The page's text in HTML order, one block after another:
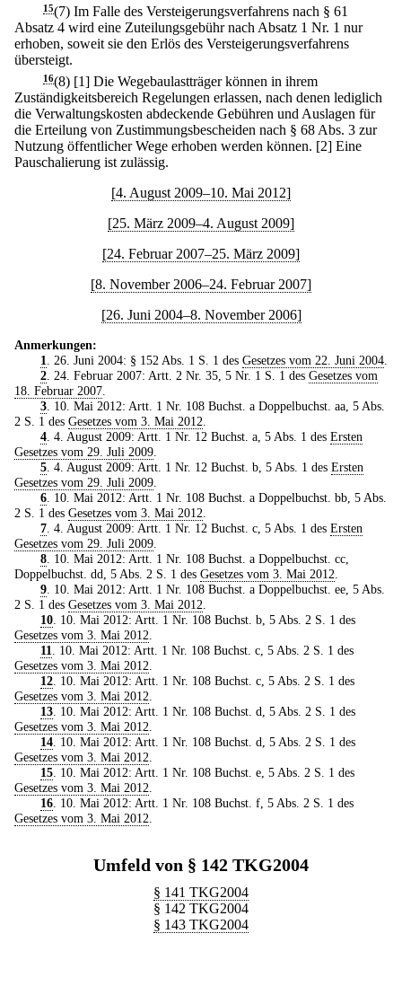
15(7) Im Falle des Versteigerungsverfahrens nach § 61
Absatz 4 wird eine Zuteilungsgebühr nach Absatz 1 Nr. 1 nur
erhoben, soweit sie den Erlös des Versteigerungsverfahrens
übersteigt.
16(8) [1] Die Wegebaulastträger können in ihrem
Zuständigkeitsbereich Regelungen erlassen, nach denen lediglich
die Verwaltungskosten abdeckende Gebühren und Auslagen für
die Erteilung von Zustimmungsbescheiden nach § 68 Abs. 3 zur
Nutzung öffentlicher Wege erhoben werden können. [2] Eine
Pauschalierung ist zulässig.
[4. August 2009–10. Mai 2012]
[25. März 2009–4. August 2009]
[24. Februar 2007–25. März 2009]
[8. November 2006–24. Februar 2007]
[26. Juni 2004–8. November 2006]
Anmerkungen:
1
. 26. Juni 2004: § 152 Abs. 1 S. 1 des Gesetzes vom 22. Juni 2004.
2. 24. Februar 2007: Artt. 2 Nr. 35, 5 Nr. 1 S. 1 des Gesetzes vom
18. Februar 2007
3. 10. Mai 2012: Artt. 1 Nr. 108 Buchst. a Doppelbuchst. aa, 5 Abs.
2 S. 1 des Gesetzes vom 3. Mai 2012
4. 4. August 2009: Artt. 1 Nr. 12 Buchst. a, 5 Abs. 1 des Ersten
Gesetzes vom 29. Juli 2009
5. 4. August 2009: Artt. 1 Nr. 12 Buchst. b, 5 Abs. 1 des Ersten
Gesetzes vom 29. Juli 2009
6. 10. Mai 2012: Artt. 1 Nr. 108 Buchst. a Doppelbuchst. bb, 5 Abs.
2 S. 1 des Gesetzes vom 3. Mai 2012
7. 4. August 2009: Artt. 1 Nr. 12 Buchst. c, 5 Abs. 1 des Ersten
Gesetzes vom 29. Juli 2009
8. 10. Mai 2012: Artt. 1 Nr. 108 Buchst. a Doppelbuchst. cc,
Doppelbuchst. dd, 5 Abs. 2 S. 1 des Gesetzes vom 3. Mai 2012
9. 10. Mai 2012: Artt. 1 Nr. 108 Buchst. a Doppelbuchst. ee, 5 Abs.
2 S. 1 des Gesetzes vom 3. Mai 2012
10. 10. Mai 2012: Artt. 1 Nr. 108 Buchst. b, 5 Abs. 2 S. 1 des
Gesetzes vom 3. Mai 2012
11
. 10. Mai 2012: Artt. 1 Nr. 108 Buchst. c, 5 Abs. 2 S. 1 des
Gesetzes vom 3. Mai 2012
12. 10. Mai 2012: Artt. 1 Nr. 108 Buchst. c, 5 Abs. 2 S. 1 des
Gesetzes vom 3. Mai 2012
13. 10. Mai 2012: Artt. 1 Nr. 108 Buchst. d, 5 Abs. 2 S. 1 des
Gesetzes vom 3. Mai 2012
14. 10. Mai 2012: Artt. 1 Nr. 108 Buchst. d, 5 Abs. 2 S. 1 des
Gesetzes vom 3. Mai 2012
15. 10. Mai 2012: Artt. 1 Nr. 108 Buchst. e, 5 Abs. 2 S. 1 des
Gesetzes vom 3. Mai 2012
16. 10. Mai 2012: Artt. 1 Nr. 108 Buchst. f, 5 Abs. 2 S. 1 des
Gesetzes vom 3. Mai 2012
Umfeld von § 142 TKG2004
§ 141 TKG2004
§ 142 TKG2004
§ 143 TKG2004